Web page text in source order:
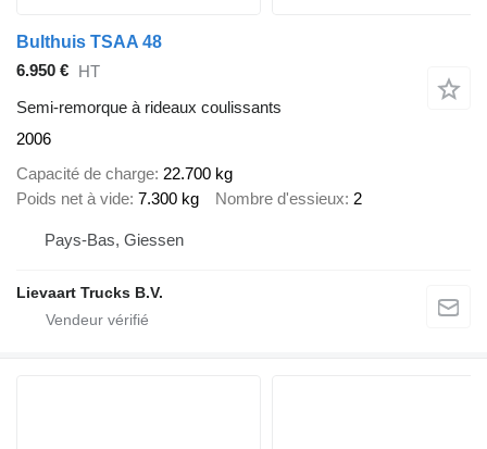
Bulthuis TSAA 48
6.950 € HT
Semi-remorque à rideaux coulissants
2006
Capacité de charge 22.700 kg
Poids net à vide 7.300 kg Nombre d'essieux 2
Pays-Bas, Giessen
Lievaart Trucks B.V.